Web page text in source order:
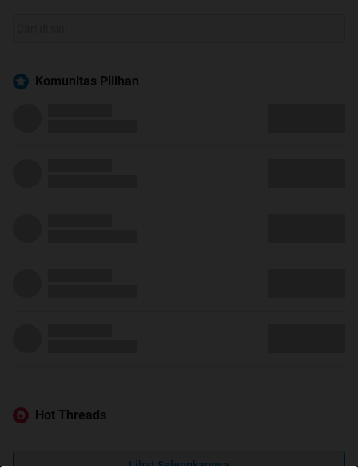
Komunitas Pilihan
Hot Threads
Lihat Selengkapnya